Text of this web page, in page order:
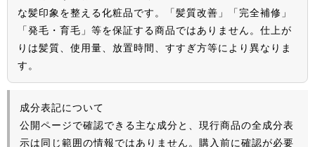
な髪印象を整える化粧品です。「髪質改善」「完全補修」
「発毛・育毛」等を保証する商品ではありません。仕上が
りは髪質、使用量、放置時間、すすぎ方等により異なりま
す。
成分表記について
公開ページで確認できる主な成分と、現行商品の全成分表
示は同じ範囲の情報ではありません。購入前に確認が必要